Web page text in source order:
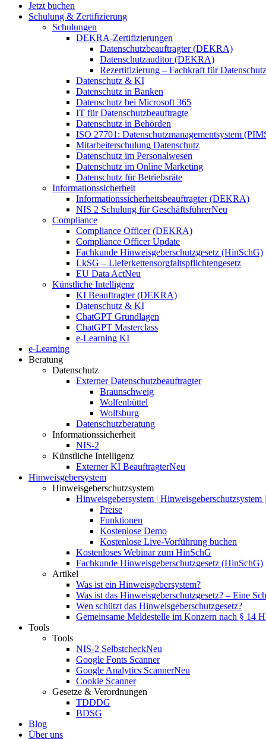
Jetzt buchen
Schulung & Zertifizierung
Schulungen
DEKRA-Zertifizierungen
Datenschutzbeauftragter (DEKRA)
Datenschutzauditor (DEKRA)
Rezertifizierung – Fachkraft für
Datenschutz & KI
Datenschutz in Banken
Datenschutz bei Microsoft 365
IT für Datenschutzbeauftragte
Datenschutz in Behörden
ISO 27701: Datenschutzmanagementsystem
Mitarbeiterschulung Datenschutz
Datenschutz im Personalwesen
Datenschutz im Online Marketing
Datenschutz für Betriebsräte
Informationssicherheit
Informationssicherheitsbeauftragter (DEKRA)
NIS 2 Schulung für GeschäftsführerNeu
Compliance
Compliance Officer (DEKRA)
Compliance Officer Update
Fachkunde Hinweisgeberschutzgesetz (HinSchG)
LkSG – Lieferkettensorgfaltspflichtengesetz
EU Data ActNeu
Künstliche Intelligenz
KI Beauftragter (DEKRA)
Datenschutz & KI
ChatGPT Grundlagen
ChatGPT Masterclass
e-Learning KI
e-Learning
Beratung
Datenschutz
Externer Datenschutzbeauftragter
Braunschweig
Wolfenbüttel
Wolfsburg
Datenschutzberatung
Informationssicherheit
NIS-2
Künstliche Intelligenz
Externer KI BeauftragterNeu
Hinweisgebersystem
Hinweisgeberschutzsystem
Hinweisgebersystem | Hinweisgeberschutzsystem
Preise
Funktionen
Kostenlose Demo
Kostenlose Live-Vorführung buchen
Kostenloses Webinar zum HinSchG
Fachkunde Hinweisgeberschutzgesetz (HinSchG)
Artikel
Was ist ein Hinweisgebersystem?
Was ist das Hinweisgeberschutzgesetz? – Eine
Wen schützt das Hinweisgeberschutzgesetz?
Gemeinsame Meldestelle im Konzern nach § 14
Tools
Tools
NIS-2 SelbstcheckNeu
Google Fonts Scanner
Google Analytics ScannerNeu
Cookie Scanner
Gesetze & Verordnungen
TDDDG
BDSG
Blog
Über uns